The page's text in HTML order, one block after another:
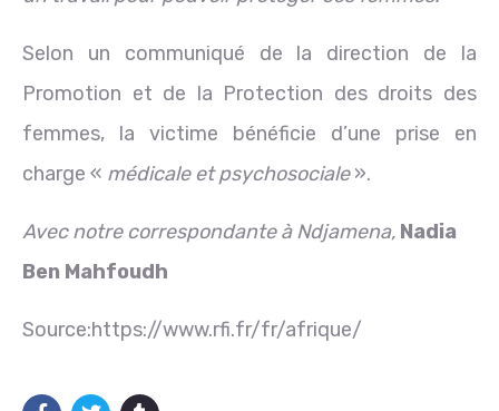
Selon un communiqué de la direction de la
Promotion et de la Protection des droits des
femmes, la victime bénéficie d’une prise en
charge « médicale et psychosociale».
Avec notre correspondante à Ndjamena, Nadia
Ben Mahfoudh
Source:https://www.rfi.fr/fr/afrique/